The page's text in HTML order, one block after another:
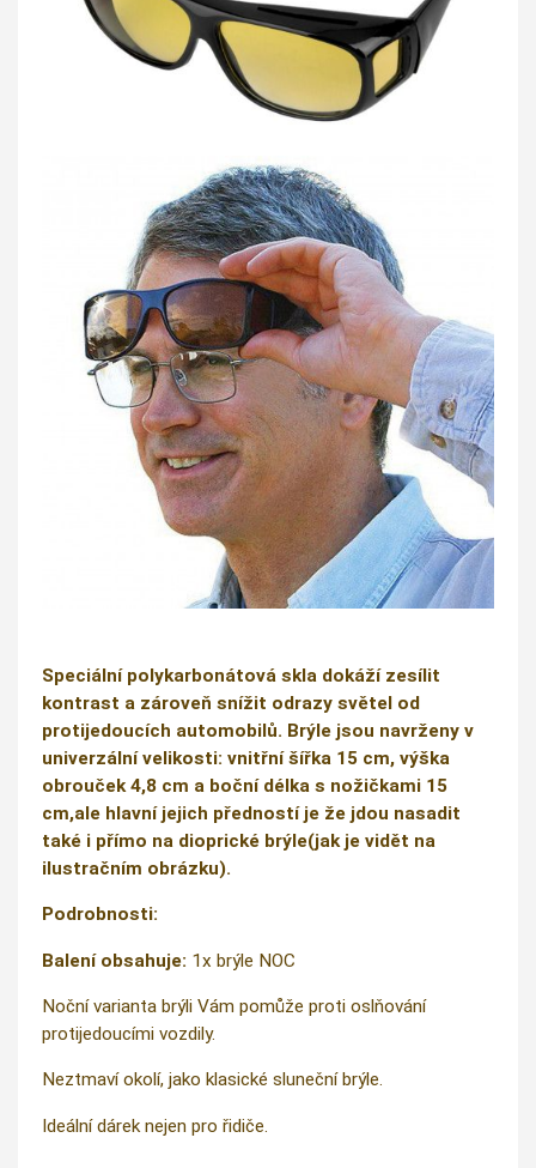
Speciální polykarbonátová skla dokáží zesílit
kontrast a zároveň snížit odrazy světel od
protijedoucích automobilů. Brýle jsou navrženy v
univerzální velikosti: vnitřní šířka 15 cm, výška
obrouček 4,8 cm a boční délka s nožičkami 15
cm,ale hlavní jejich předností je že jdou nasadit
také i přímo na dioprické brýle(jak je vidět na
ilustračním obrázku).
Podrobnosti:
Balení obsahuje: 1x brýle NOC
Noční varianta brýli Vám pomůže proti oslňování
protijedoucími vozdily.
Neztmaví okolí, jako klasické sluneční brýle.
Ideální dárek nejen pro řidiče.